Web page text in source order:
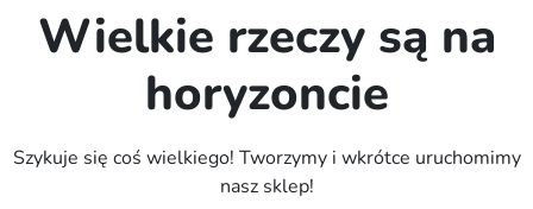
Wielkie rzeczy są na
horyzoncie
Szykuje się coś wielkiego! Tworzymy i wkrótce uruchomimy
nasz sklep!